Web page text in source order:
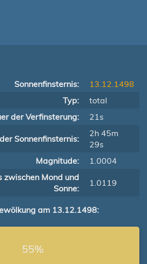
Sonnenfinsternis:
13.12.1498
Typ:
total
der Verfinsterung:
21s
Sonnenfinsternis:
2h 45m
29s
Magnitude:
1.0004
zwischen Mond und
Sonne:
1.0119
am 13.12.1498:
55%